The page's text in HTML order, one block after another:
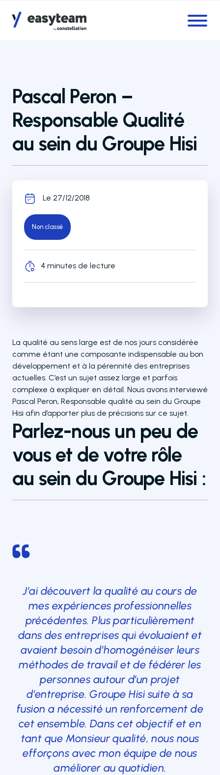
Pascal Peron –
Responsable Qualité
au sein du Groupe Hisi
Le 27/12/2018
Non classé
4 minutes de lecture
La qualité au sens large est de nos jours considérée
comme étant une composante indispensable au bon
développement et à la pérennité des entreprises
actuelles. C’est un sujet assez large et parfois
complexe à expliquer en détail. Nous avons interviewé
Pascal Peron, Responsable qualité au sein du Groupe
Hisi afin d’apporter plus de précisions sur ce sujet.
Parlez-nous un peu de
vous et de votre rôle
au sein du Groupe Hisi :
J’ai découvert la qualité au cours de
mes expériences professionnelles
précédentes. Plus particulièrement
dans des entreprises qui évoluaient et
avaient besoin d’homogénéiser leurs
méthodes de travail et de fédérer les
personnes autour d’un projet
d’entreprise. Groupe Hisi suite à sa
fusion a nécessité un renforcement de
cet ensemble. Dans cet objectif et en
tant que Monsieur qualité, nous nous
efforçons avec mon équipe de nous
améliorer au quotidien.